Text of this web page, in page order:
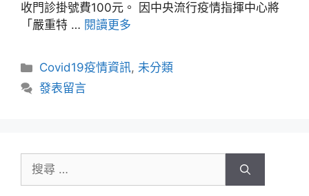
收門診掛號費100元。 因中央流行疫情指揮中心將
「嚴重特 … 閱讀更多
Covid19疫情資訊,未分類
發表留言